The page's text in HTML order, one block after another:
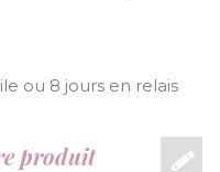
ou 8 jours en relais
produit